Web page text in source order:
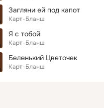
Загляни ей под капот
Карт-Бланш
Я с тобой
Карт-Бланш
Беленький Цветочек
Карт-Бланш